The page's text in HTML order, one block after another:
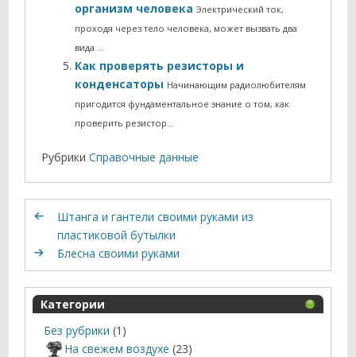
организм человекаЭлектрический ток,
проходя через тело человека, может вызвать два
вида …
Как проверять резисторы и
конденсаторы Начинающим радиолюбителям
пригодится фундаментальное знание о том, как
проверить резистор…
Рубрики Справочные данные
Штанга и гантели своими руками из
пластиковой бутылки
Блесна своими руками
Категории
Без рубрики (1)
На свежем воздухе (23)